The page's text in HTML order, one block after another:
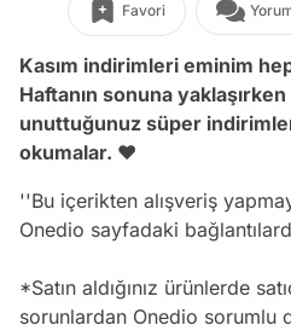
Favori
Kasım indirimleri eminim
Haftanın sonuna
unuttuğunuz süper
okumalar. ❤️
''Bu içerikten alışveriş
Onedio sayfadaki
*Satın aldığınız ürünlerde
sorunlardan Onedio sorumlu